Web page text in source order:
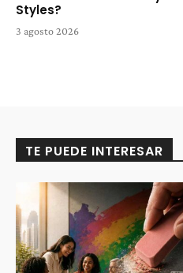
Styles?
3 agosto 2026
TE PUEDE INTERESAR